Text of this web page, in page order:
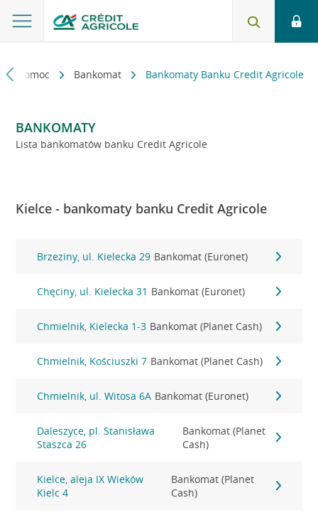
i pomoc Bankomat Bankomaty Banku Credit Agricole
BANKOMATY
Lista bankomatów banku Credit Agricole
Kielce - bankomaty banku Credit Agricole
Brzeziny, ul. Kielecka 29 Bankomat (Euronet)
Chęciny, ul. Kielecka 31 Bankomat (Euronet)
Chmielnik, Kielecka 1-3 Bankomat (Planet Cash)
Chmielnik, Kościuszki 7 Bankomat (Planet Cash)
Chmielnik, ul. Witosa 6A Bankomat (Euronet)
Daleszyce, pl. Stanisława
Staszca 26
Bankomat (Planet
Cash)
Kielce, aleja IX Wieków
Kielc 4
Bankomat (Planet
Cash)